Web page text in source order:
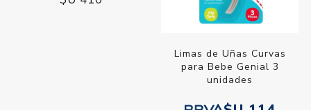
Limas de Uñas Curvas
para Bebe Genial 3
unidades